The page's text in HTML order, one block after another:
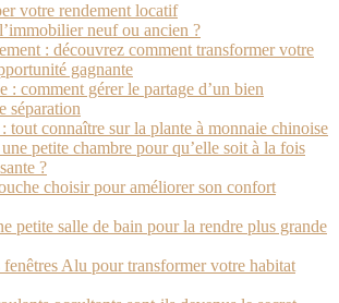
votre rendement locatif
neuf ou ancien ?
: découvrez comment transformer votre
gagnante
: comment gérer le partage d’un bien
séparation
tout connaître sur la plante à monnaie chinoise
petite chambre pour qu’elle soit à la fois
?
choisir pour améliorer son confort
petite salle de bain pour la rendre plus grande
Alu pour transformer votre habitat